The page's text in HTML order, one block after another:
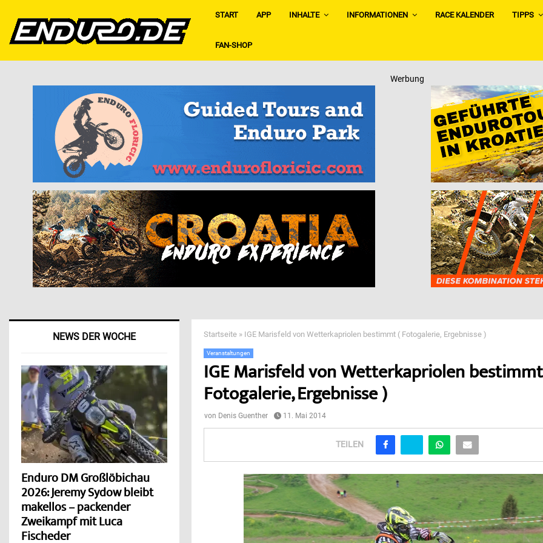
START APP INHALTE INFORMATIONEN RACE KALENDER TIPPS
FAN-SHOP
Werbung
Startseite » IGE Marisfeld von Wetterkapriolen bestimmt ( Fotogalerie, Ergebnisse )
Veranstaltungen
IGE Marisfeld von Wetterkapriolen
Fotogalerie, Ergebnisse )
von Denis Guenther 11. Mai 2014
TEILEN
NEWS DER WOCHE
Enduro DM Großlöbichau
2026: Jeremy Sydow bleibt
makellos – packender
Zweikampf mit Luca
Fischeder